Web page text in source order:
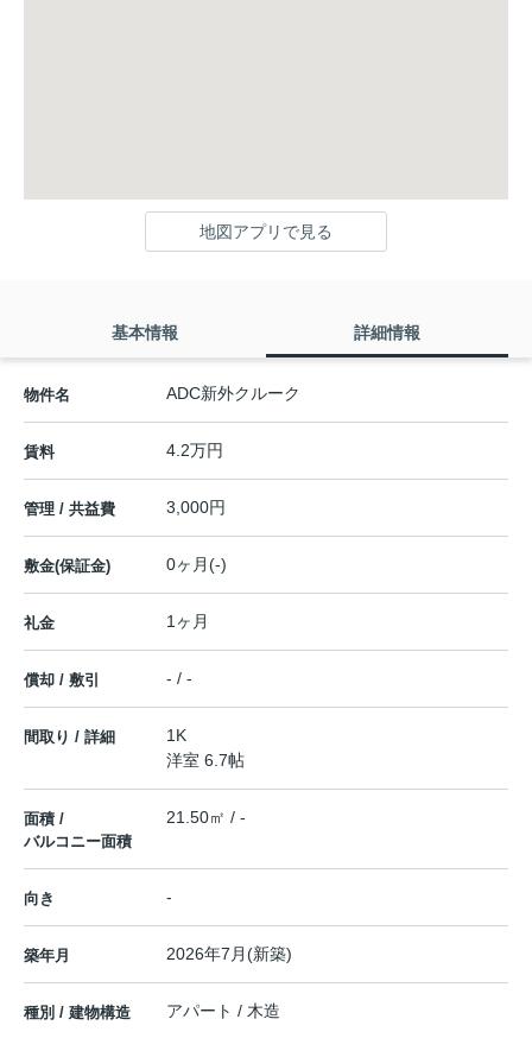
地図アプリで見る
基本情報 詳細情報
物件名 ADC新外クルーク
賃料 4.2万円
管理 / 共益費 3,000円
敷金(保証金) 0ヶ月(-)
礼金 1ヶ月
償却 / 敷引 - / -
間取り / 詳細
1K
洋室 6.7帖
面積 /
バルコニー面積
21.50㎡ / -
向き -
築年月 2026年7月(新築)
種別 / 建物構造 アパート / 木造